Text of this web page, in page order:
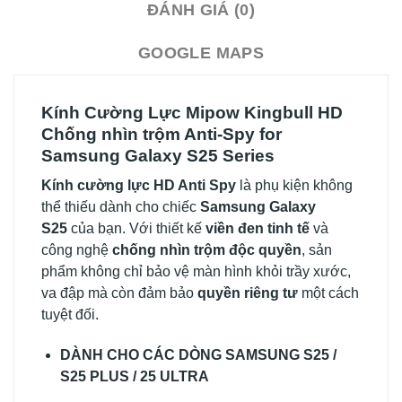
ĐÁNH GIÁ (0)
GOOGLE MAPS
Kính Cường Lực Mipow Kingbull HD
Chống nhìn trộm Anti-Spy for
Samsung Galaxy S25 Series
Kính cường lực HD Anti Spy là phụ kiện không
thể thiếu dành cho chiếc Samsung Galaxy
S25 của bạn. Với thiết kế viền đen tinh tế và
công nghệ chống nhìn trộm độc quyền, sản
phẩm không chỉ bảo vệ màn hình khỏi trầy xước,
va đập mà còn đảm bảo quyền riêng tư một cách
tuyệt đối.
DÀNH CHO CÁC DÒNG SAMSUNG S25 /
S25 PLUS / 25 ULTRA